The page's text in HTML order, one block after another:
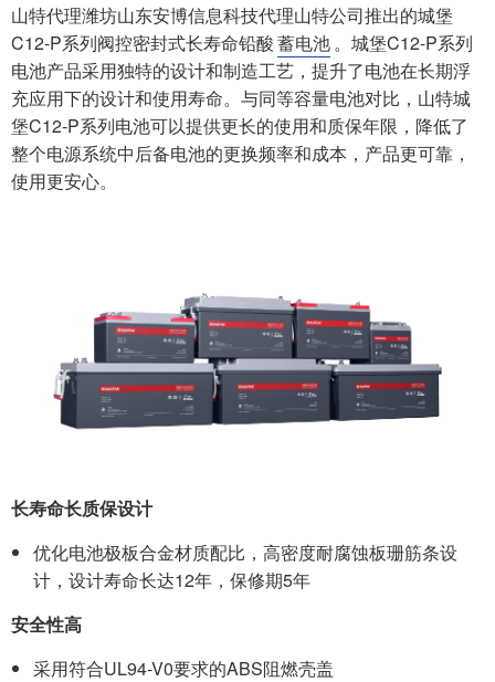
山特代理潍坊山东安博信息科技代理山特公司推出的城堡
C12-P系列阀控密封式长寿命铅酸蓄电池。城堡C12-P系列
电池产品采用独特的设计和制造工艺，提升了电池在长期浮
充应用下的设计和使用寿命。与同等容量电池对比，山特城
堡C12-P系列电池可以提供更长的使用和质保年限，降低了
整个电源系统中后备电池的更换频率和成本，产品更可靠，
使用更安心。
长寿命长质保设计
优化电池极板合金材质配比，高密度耐腐蚀板珊筋条设
计，设计寿命长达12年，保修期5年
安全性高
采用符合UL94-V0要求的ABS阻燃壳盖